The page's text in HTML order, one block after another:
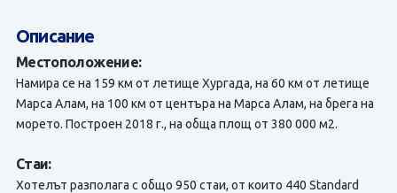
Описание
Местоположение:
Намира се на 159 км от летище Хургада, на 60 км от летище
Марса Алам, на 100 км от центъра на Марса Алам, на брега на
морето. Построен 2018 г., на обща площ от 380 000 м2.
Стаи:
Хотелът разполага с общо 950 стаи, от които 440 Standard